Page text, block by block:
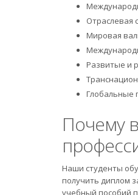
Отраслевая
Мировая
Развитые и
Глобальные
Почему
Наши студенты
получить диплом
учебный пособий